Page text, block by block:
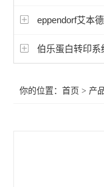
蔡司Axioscope 7光
相差显微镜
eppendorf艾本德
伯乐蛋白转印
你的位置：首页 > 产